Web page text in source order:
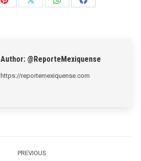
Share
Share
Share
Share
Author: @ReporteMexiquense
https://reportemexiquense.com
PREVIOUS